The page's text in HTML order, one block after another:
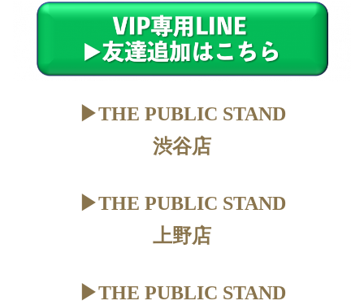
▶︎THE PUBLIC STAND
渋谷店
▶︎THE PUBLIC STAND
上野店
▶︎THE PUBLIC STAND